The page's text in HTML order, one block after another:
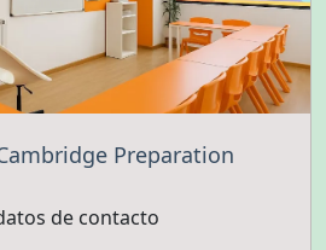
Preparation
de contacto